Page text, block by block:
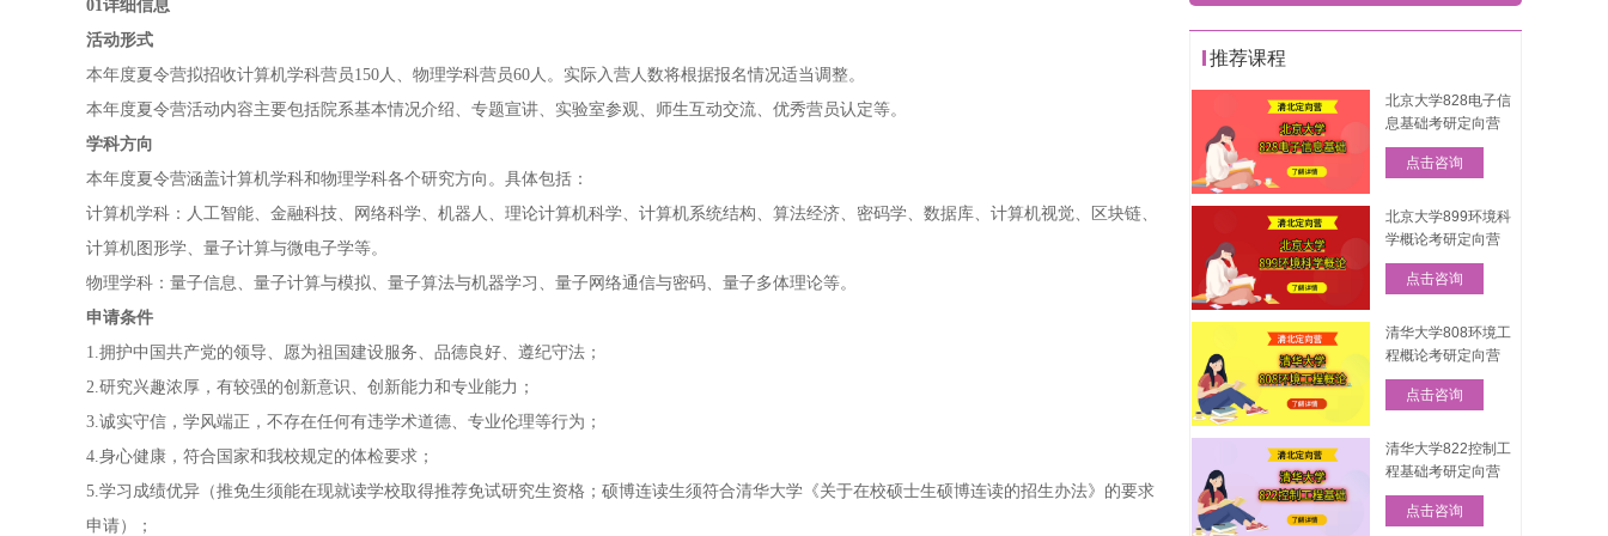
01详细信息
活动形式
本年度夏令营拟招收计算机学科营员150人、物理学科营员60人。实际入营人数将根据报名情况适当调整。
本年度夏令营活动内容主要包括院系基本情况介绍、专题宣讲、实验室参观、师生互动交流、优秀营员认定等。
学科方向
本年度夏令营涵盖计算机学科和物理学科各个研究方向。具体包括：
计算机学科：人工智能、金融科技、网络科学、机器人、理论计算机科学、计算机系统结构、算法经济、密码学、数据库、计算机视觉、区块链、
计算机图形学、量子计算与微电子学等。
物理学科：量子信息、量子计算与模拟、量子算法与机器学习、量子网络通信与密码、量子多体理论等。
申请条件
1.拥护中国共产党的领导、愿为祖国建设服务、品德良好、遵纪守法；
2.研究兴趣浓厚，有较强的创新意识、创新能力和专业能力；
3.诚实守信，学风端正，不存在任何有违学术道德、专业伦理等行为；
4.身心健康，符合国家和我校规定的体检要求；
5.学习成绩优异（推免生须能在现就读学校取得推荐免试研究生资格；硕博连读生须符合清华大学《关于在校硕士生硕博连读的招生办法》的要求
申请）；
推荐课程
北京大学828电子信
息基础考研定向营
点击咨询
北京大学899环境科
学概论考研定向营
点击咨询
清华大学808环境工
程概论考研定向营
点击咨询
清华大学822控制工
程基础考研定向营
点击咨询